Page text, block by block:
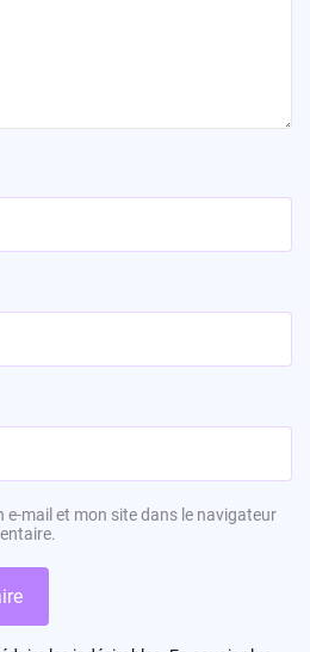
e-mail et mon site dans le navigateur